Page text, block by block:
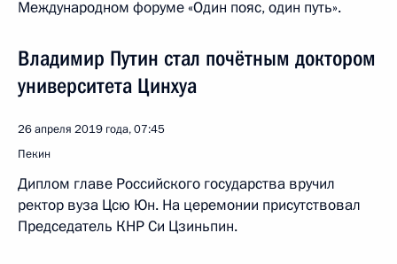
Международном форуме «Один пояс, один путь».
Владимир Путин стал почётным доктором
университета Цинхуа
26 апреля 2019 года, 07:45
Пекин
Диплом главе Российского государства вручил
ректор вуза Цсю Юн. На церемонии присутствовал
Председатель КНР Си Цзиньпин.